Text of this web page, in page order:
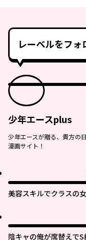
レーベルをフォ
少年エースplus
少年エースが贈る、貴方の
漫画サイト！
美容スキルでクラスの
陰キャの俺が席替えでS